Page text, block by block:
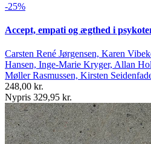
-25%
Accept, empati og ægthed i
Carsten René Jørgensen, Karen
Hansen, Inge-Marie Kryger, Allan
Møller Rasmussen, Kirsten
248,00 kr.
Nypris 329,95 kr.